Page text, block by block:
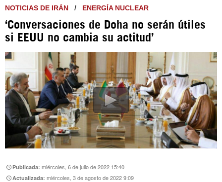
https://urmedium.com/c/hispantv
WhatsApp y Viber: +98 921 79 29 404
Instagram como: hispan_tv
https://www.youtube.com/@nexo_latino
NOTICIAS DE IRÁN / ENERGÍA NUCLEAR
‘Conversaciones de Doha no serán útiles
si EEUU no cambia su actitud’
Publicada:miércoles, 6 de julio de 2022 15:40
Actualizada:miércoles, 3 de agosto de 2022 9:09